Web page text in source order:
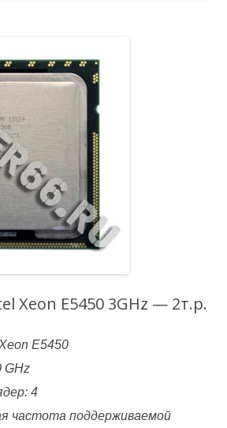
Xeon E5450 3GHz — 2т.р.
E5450
GHz
4
частота поддерживаемой